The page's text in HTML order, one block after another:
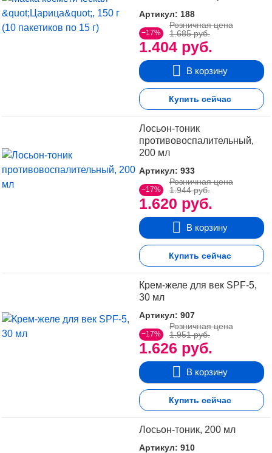
Артикул: 188
−17%
1.404 руб.
Розничная цена
1.685 руб.
В корзину
Купить сейчас
Лосьон-тоник
противовоспалительный,
200 мл
Артикул: 933
−17%
1.620 руб.
Розничная цена
1.944 руб.
В корзину
Купить сейчас
Крем-желе для век SPF-5,
30 мл
Артикул: 907
−17%
1.626 руб.
Розничная цена
1.951 руб.
В корзину
Купить сейчас
Лосьон-тоник, 200 мл
Артикул: 910